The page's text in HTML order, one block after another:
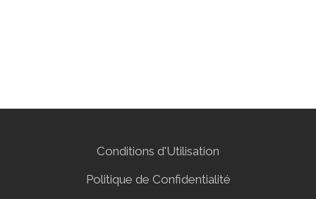
Conditions d'Utilisation
Politique de Confidentialité